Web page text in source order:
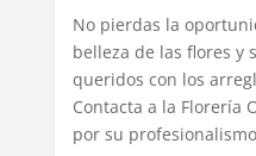
No pierdas la
belleza de las flores y
queridos con los
Contacta a la Florería
por su